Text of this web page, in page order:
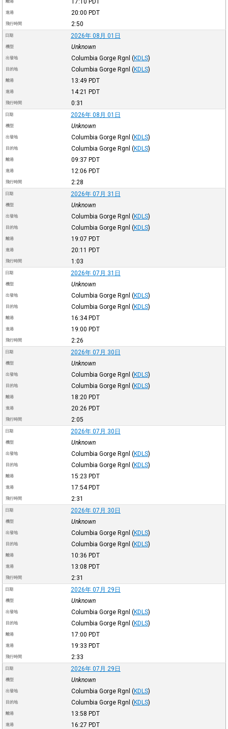
離港
進港 20:00 PDT
飛行時間 2:50
日期 2026年 08月 01日
機型 Unknown
出發地 Columbia Gorge Rgnl (KDLS)
目的地 Columbia Gorge Rgnl (KDLS)
離港 13:49 PDT
進港 14:21 PDT
飛行時間 0:31
日期 2026年 08月 01日
機型 Unknown
出發地 Columbia Gorge Rgnl (KDLS)
目的地 Columbia Gorge Rgnl (KDLS)
離港 09:37 PDT
進港 12:06 PDT
飛行時間 2:28
日期 2026年 07月 31日
機型 Unknown
出發地 Columbia Gorge Rgnl (KDLS)
目的地 Columbia Gorge Rgnl (KDLS)
離港 19:07 PDT
進港 20:11 PDT
飛行時間 1:03
日期 2026年 07月 31日
機型 Unknown
出發地 Columbia Gorge Rgnl (KDLS)
目的地 Columbia Gorge Rgnl (KDLS)
離港 16:34PDT
進港 19:00 PDT
飛行時間 2:26
日期 2026年 07月 30日
機型 Unknown
出發地 Columbia Gorge Rgnl (KDLS)
目的地 Columbia Gorge Rgnl (KDLS)
離港 18:20 PDT
進港 20:26 PDT
飛行時間 2:05
日期 2026年 07月 30日
機型 Unknown
出發地 Columbia Gorge Rgnl (KDLS)
目的地 Columbia Gorge Rgnl (KDLS)
離港 15:23 PDT
進港 17:54PDT
飛行時間 2:31
日期 2026年 07月 30日
機型 Unknown
出發地 Columbia Gorge Rgnl (KDLS)
目的地 Columbia Gorge Rgnl (KDLS)
離港 10:36 PDT
進港 13:08 PDT
飛行時間 2:31
日期 2026年 07月 29日
機型 Unknown
出發地 Columbia Gorge Rgnl (KDLS)
目的地 Columbia Gorge Rgnl (KDLS)
離港 17:00 PDT
進港 19:33 PDT
飛行時間 2:33
日期 2026年 07月 29日
機型 Unknown
出發地 Columbia Gorge Rgnl (KDLS)
目的地 Columbia Gorge Rgnl (KDLS)
離港 13:58 PDT
進港 16:27 PDT